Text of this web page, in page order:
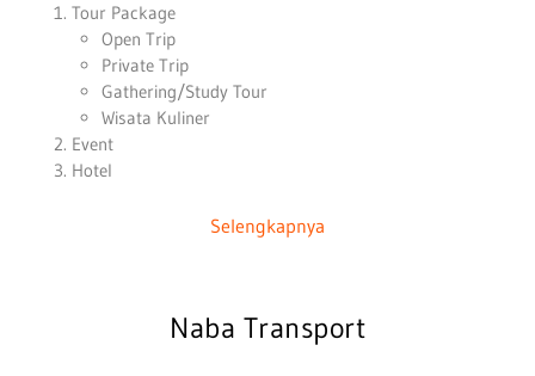
Tour Package
Open Trip
Private Trip
Gathering/Study Tour
Wisata Kuliner
Event
Hotel
Selengkapnya
Naba Transport